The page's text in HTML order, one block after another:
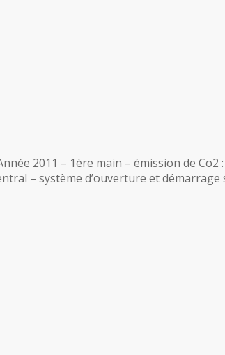
2011 – 1ère main – émission de
– système d’ouverture et démarrage